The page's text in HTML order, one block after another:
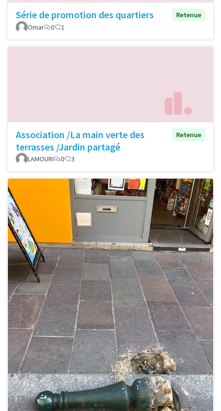
Série de promotion des quartiers
Retenue
Omar
0 1
Association /La main verte des
terrasses /Jardin partagé
Retenue
LAMOURI 0 3